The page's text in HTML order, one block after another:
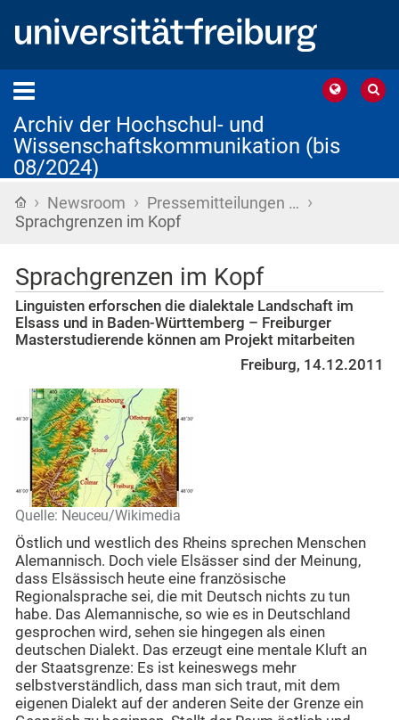
Archiv der Hochschul- und
Wissenschaftskommunikation (bis
08/2024)
Startseite
› Newsroom › Pressemitteilungen … ›
Sprachgrenzen im Kopf
Sprachgrenzen im Kopf
Linguisten erforschen die dialektale Landschaft im
Elsass und in Baden-Württemberg – Freiburger
Masterstudierende können am Projekt mitarbeiten
Freiburg, 14.12.2011
Quelle: Neuceu/Wikimedia
Östlich und westlich des Rheins sprechen Menschen
Alemannisch. Doch viele Elsässer sind der Meinung,
dass Elsässisch heute eine französische
Regionalsprache sei, die mit Deutsch nichts zu tun
habe. Das Alemannische, so wie es in Deutschland
gesprochen wird, sehen sie hingegen als einen
deutschen Dialekt. Das erzeugt eine mentale Kluft an
der Staatsgrenze: Es ist keineswegs mehr
selbstverständlich, dass man sich traut, mit dem
eigenen Dialekt auf der anderen Seite der Grenze ein